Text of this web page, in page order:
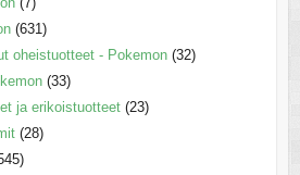
(631)
oheistuotteet - Pokemon (32)
(33)
ja erikoistuotteet (23)
(28)